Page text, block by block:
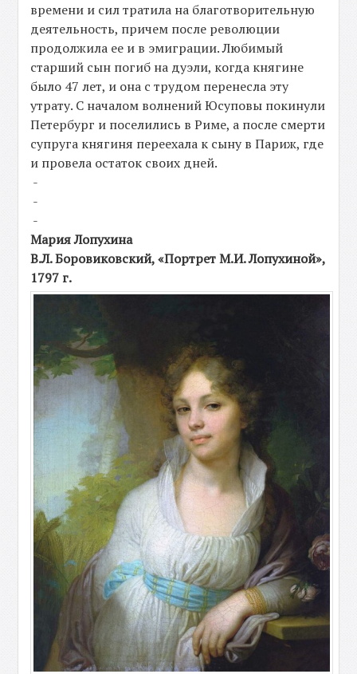
времени и сил тратила на благотворительную
деятельность, причем после революции
продолжила ее и в эмиграции. Любимый
старший сын погиб на дуэли, когда княгине
было 47 лет, и она с трудом перенесла эту
утрату. С началом волнений Юсуповы покинули
Петербург и поселились в Риме, а после смерти
супруга княгиня переехала к сыну в Париж, где
и провела остаток своих дней.
-
-
-
Мария Лопухина
В.Л. Боровиковский, «Портрет М.И. Лопухиной»,
1797 г.